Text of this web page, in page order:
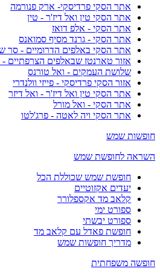
אתר הסקי פרדיסקי- ארק פנורמה
אתר הסקי טין ואל דיז'ר - טין
אתר הסקי - אלפ דואז
אתר הסקי - גרנד מסיף סמואנס
אתר הסקי באלפים הדרומיים - סר
אזור טארנטז שבאלפים הצרפתיים -
שלושת העמקים - ואל טורנס
אזור הסקי פרדיסקי - פייזי וולנדרי
אתר הסקי טין ואל דיז'ר - ואל דיזר
אתר הסקי - ואל מורל
אתר הסקי ויה לאטה - פרג'לטו
חופשות שמש
השראה לחופשת שמש
חופשת שמש שכוללת הכל
יעדים אקזוטיים
קלאב מד אקספלורר
ספורט ימי
ספורט יבשתי
חופשת פאדל עם קלאב מד
מדריך חופשות שמש
חופשה משפחתית